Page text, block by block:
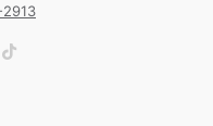
TikTok